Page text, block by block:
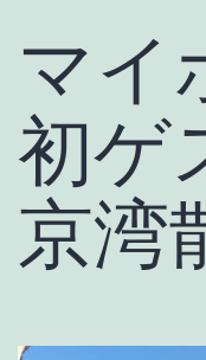
マ
初ゲ
京湾